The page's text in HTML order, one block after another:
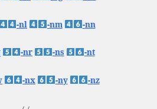
-nl -nm -nn
-nr -ns -nt
-nx -ny -nz